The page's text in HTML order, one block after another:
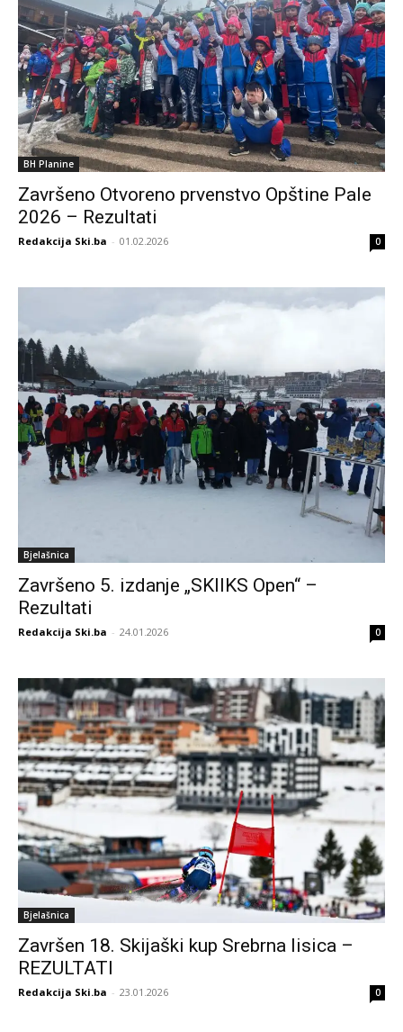
BH Planine
Završeno Otvoreno prvenstvo Opštine Pale
2026 – Rezultati
Redakcija Ski.ba - 01.02.2026 0
Bjelašnica
Završeno 5. izdanje „SKIIKS Open“ –
Rezultati
Redakcija Ski.ba - 24.01.2026 0
Bjelašnica
Završen 18. Skijaški kup Srebrna lisica –
REZULTATI
Redakcija Ski.ba - 23.01.2026 0